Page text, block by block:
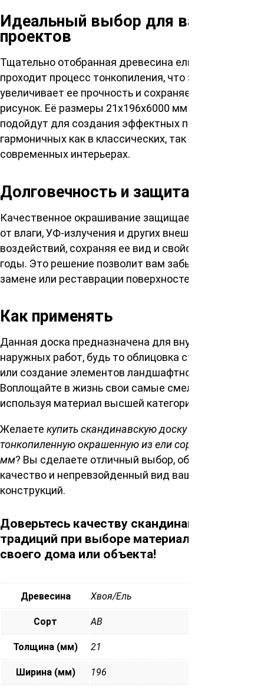
Идеальный выбор для ваших
проектов
Тщательно отобранная древесина ели сорта АВ
проходит процесс тонкопиления, что значительно
увеличивает ее прочность и сохраняет природный
рисунок. Её размеры 21х196х6000 мм мм идеально
подойдут для создания эффектных поверхностей,
гармоничных как в классических, так и в
современных интерьерах.
Долговечность и защита
Качественное окрашивание защищает древесину
от влаги, УФ-излучения и других внешних
воздействий, сохраняя ее вид и свойства на долгие
годы. Это решение позволит вам забыть о частой
замене или реставрации поверхностей.
Как применять
Данная доска предназначена для внутренних и
наружных работ, будь то облицовка стен, потолков
или создание элементов ландшафтного дизайна.
Воплощайте в жизнь свои самые смелые идеи,
используя материал высшей категории.
Желаете купить скандинавскую доску
тонкопиленную окрашенную из ели сорт 21*196*6000
мм? Вы сделаете отличный выбор, обеспечив
качество и непревзойденный вид ваших
конструкций.
Доверьтесь качеству скандинавских
традиций при выборе материала для
своего дома или объекта!
Древесина Хвоя/Ель
Сорт АВ
Толщина (мм) 21
Ширина (мм) 196